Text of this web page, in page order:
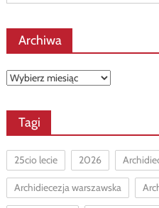
Archiwa
Archiwa
Tagi
25cio lecie 2026
Archidiecezja warszawska